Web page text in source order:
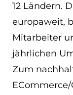
12 Ländern.
europaweit,
Mitarbeiter
jährlichen
Zum